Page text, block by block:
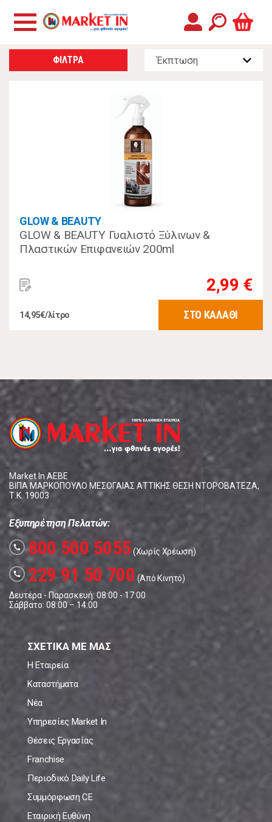
ΦΙΛΤΡΑ
GLOW & BEAUTY
GLOW & BEAUTY Γυαλιστό Ξύλινων &
Πλαστικών Επιφανειών 200ml
2,99 €
14,95€/λίτρο ΣΤΟ ΚΑΛΑΘΙ
Market In ΑΕΒΕ
ΒΙΠΑ ΜΑΡΚΟΠΟΥΛΟ ΜΕΣΟΓΑΙΑΣ ΑΤΤΙΚΗΣ ΘΕΣΗ ΝΤΟΡΟΒΑΤΕΖΑ,
Τ.Κ. 19003
Εξυπηρέτηση Πελατών:
call 800 500 5055(Χωρίς Χρέωση)
call 229 91 50 700 (Από Κινητό)
Δευτέρα - Παρασκευή: 08:00 - 17:00
Σάββατο: 08:00 – 14:00
ΣΧΕΤΙΚΑ ΜΕ ΜΑΣ
Η Εταιρεία
Καταστήματα
Νέα
Υπηρεσίες Market In
Θέσεις Εργασίας
Franchise
Περιοδικό Daily Life
Συμμόρφωση CE
Εταιρική Ευθύνη